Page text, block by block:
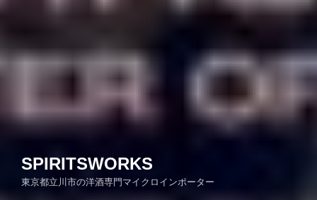
SPIRITSWORKS
東京都立川市の洋酒専門マイクロインポーター